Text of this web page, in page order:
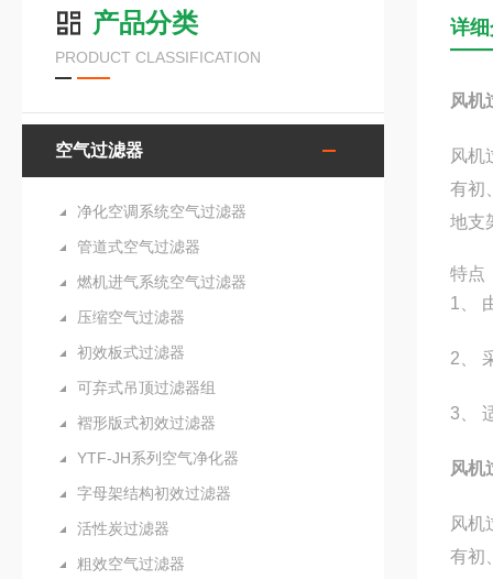
产品分类
PRODUCT CLASSIFICATION
空气过滤器
净化空调系统空气过滤器
管道式空气过滤器
燃机进气系统空气过滤器
压缩空气过滤器
初效板式过滤器
可弃式吊顶过滤器组
褶形版式初效过滤器
YTF-JH系列空气净化器
字母架结构初效过滤器
活性炭过滤器
粗效空气过滤器
详
风机
风
有初
地支
特点
1、
2、
3、
风机
风
有初